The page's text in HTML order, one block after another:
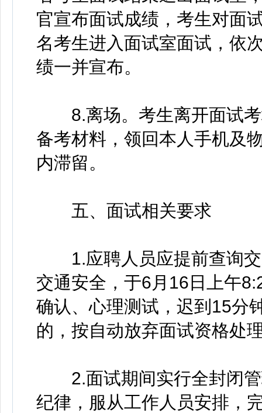
官宣布面试成绩，考生对面
名考生进入面试室面试，依
绩一并宣布。
8.离场。考生离开面试考
备考材料，领回本人手机及
内滞留。
五、面试相关要求
1.应聘人员应提前查询交
交通安全，于6月16日上午
确认、心理测试，迟到15分
的，按自动放弃面试资格处
2.面试期间实行全封闭管
纪律，服从工作人员安排，